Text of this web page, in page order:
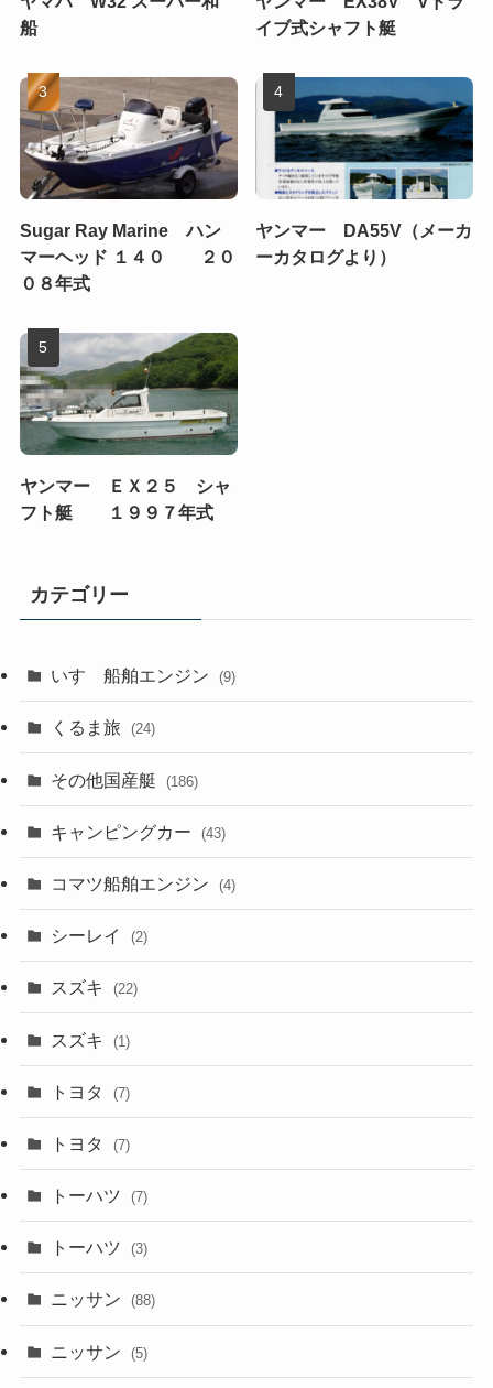
船
イブ式シャフト艇
Sugar Ray Marine ハン
マーヘッド １４０ ２０
０８年式
ヤンマー DA55V（メーカ
ーカタログより）
ヤンマー ＥＸ２５ シャ
フト艇 １９９７年式
カテゴリー
いすゞ船舶エンジン (9)
くるま旅 (24)
その他国産艇 (186)
キャンピングカー (43)
コマツ船舶エンジン (4)
シーレイ (2)
スズキ (22)
スズキ (1)
トヨタ (7)
トヨタ (7)
トーハツ (7)
トーハツ (3)
ニッサン (88)
ニッサン (5)